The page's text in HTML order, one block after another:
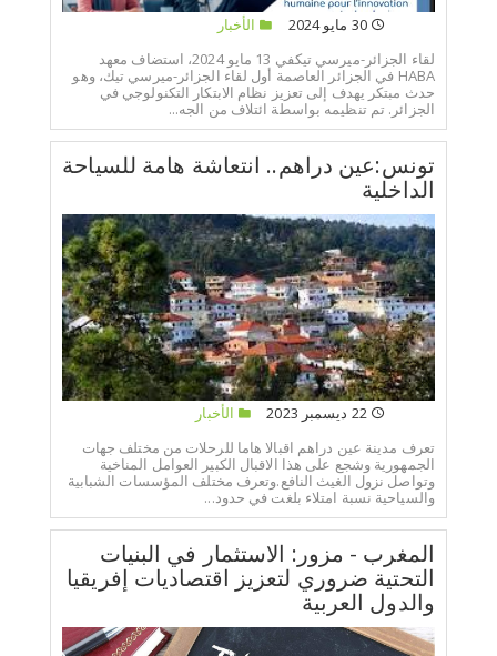
30 مايو 2024
الأخبار
لقاء الجزائر-ميرسي تيكفي 13 مايو 2024، استضاف معهد
HABA في الجزائر العاصمة أول لقاء الجزائر-ميرسي تيك، وهو
حدث مبتكر يهدف إلى تعزيز نظام الابتكار التكنولوجي في
الجزائر. تم تنظيمه بواسطة ائتلاف من الجه...
تونس:عين دراهم.. انتعاشة هامة للسياحة
الداخلية
22 ديسمبر 2023
الأخبار
تعرف مدينة عين دراهم اقبالا هاما للرحلات من مختلف جهات
الجمهورية وشجع على هذا الاقبال الكبير العوامل المناخية
وتواصل نزول الغيث النافع.وتعرف مختلف المؤسسات الشبابية
والسياحية نسبة امتلاء بلغت في حدود...
المغرب - مزور: الاستثمار في البنيات
التحتية ضروري لتعزيز اقتصاديات إفريقيا
والدول العربية